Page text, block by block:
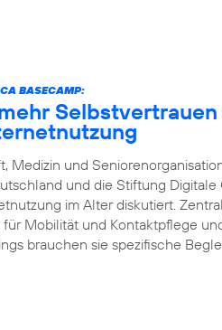
BASECAMP:
Medizin und
und die Stiftung Digitale
im Alter diskutiert.
Mobilität und Kontaktpflege
brauchen sie spezifische